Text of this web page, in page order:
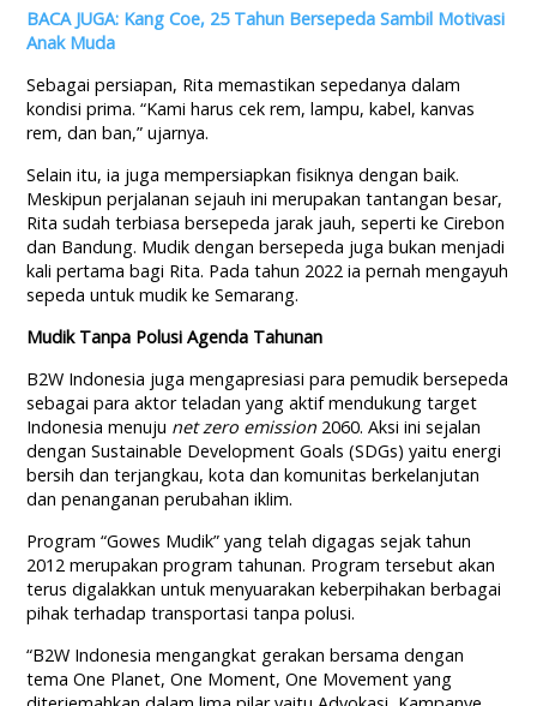
BACA JUGA: Kang Coe, 25 Tahun Bersepeda Sambil Motivasi
Anak Muda
Sebagai persiapan, Rita memastikan sepedanya dalam
kondisi prima. “Kami harus cek rem, lampu, kabel, kanvas
rem, dan ban,” ujarnya.
Selain itu, ia juga mempersiapkan fisiknya dengan baik.
Meskipun perjalanan sejauh ini merupakan tantangan besar,
Rita sudah terbiasa bersepeda jarak jauh, seperti ke Cirebon
dan Bandung. Mudik dengan bersepeda juga bukan menjadi
kali pertama bagi Rita. Pada tahun 2022 ia pernah mengayuh
sepeda untuk mudik ke Semarang.
Mudik Tanpa Polusi Agenda Tahunan
B2W Indonesia juga mengapresiasi para pemudik bersepeda
sebagai para aktor teladan yang aktif mendukung target
Indonesia menuju net zero emission 2060. Aksi ini sejalan
dengan Sustainable Development Goals (SDGs) yaitu energi
bersih dan terjangkau, kota dan komunitas berkelanjutan
dan penanganan perubahan iklim.
Program “Gowes Mudik” yang telah digagas sejak tahun
2012 merupakan program tahunan. Program tersebut akan
terus digalakkan untuk menyuarakan keberpihakan berbagai
pihak terhadap transportasi tanpa polusi.
“B2W Indonesia mengangkat gerakan bersama dengan
tema One Planet, One Moment, One Movement yang